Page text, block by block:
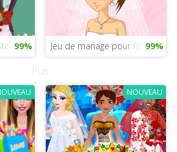
des Monster High
99% Jeu de mariage pour fille 99%
Pub
NOUVEAU